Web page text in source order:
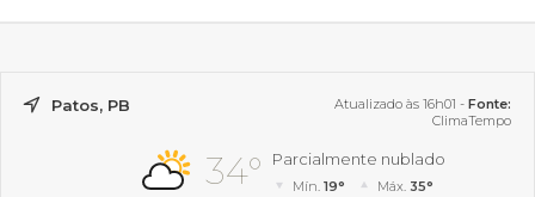
Patos, PB Atualizado às 16h01 - Fonte:
ClimaTempo
34° Parcialmente nublado
Mín.19° Máx. 35°